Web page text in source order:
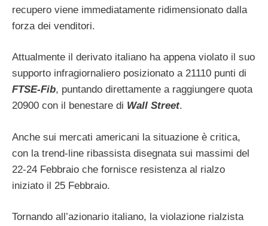
recupero viene immediatamente ridimensionato dalla
forza dei venditori.
Attualmente il derivato italiano ha appena violato il suo
supporto infragiornaliero posizionato a 21110 punti di
FTSE-Fib, puntando direttamente a raggiungere quota
20900 con il benestare di Wall Street.
Anche sui mercati americani la situazione è critica,
con la trend-line ribassista disegnata sui massimi del
22-24 Febbraio che fornisce resistenza al rialzo
iniziato il 25 Febbraio.
Tornando all’azionario italiano, la violazione rialzista